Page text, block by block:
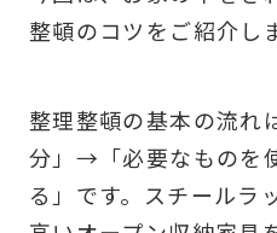
整頓のコツをご紹介し
整理整頓の基本の流れ
分」→「必要なものを
る」です。スチールラ